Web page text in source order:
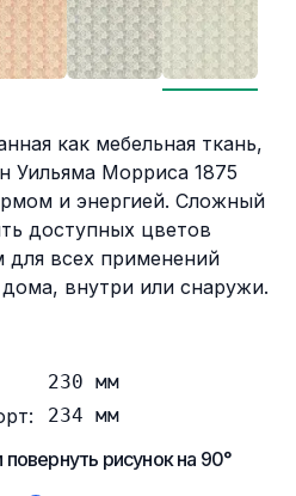
как мебельная ткань,
Уильяма Морриса 1875
и энергией. Сложный
доступных цветов
всех применений
внутри или снаружи.
230 мм
234 мм
рисунок на 90°